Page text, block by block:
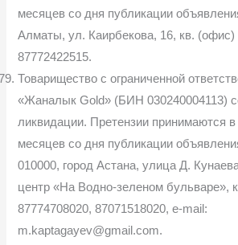
месяцев со дня публикации
Алматы, ул. Каирбекова, 16, кв. (офис)
87772422515.
Товарищество с ограниченной
«Жаналык Gold» (БИН 030240004113)
ликвидации. Претензии принимаются в
месяцев со дня публикации
010000, город Астана, улица Д.
центр «На Водно-зеленом бульваре»,
87774708020, 87071518020, e-mail:
m.kaptagayev@gmail.com.